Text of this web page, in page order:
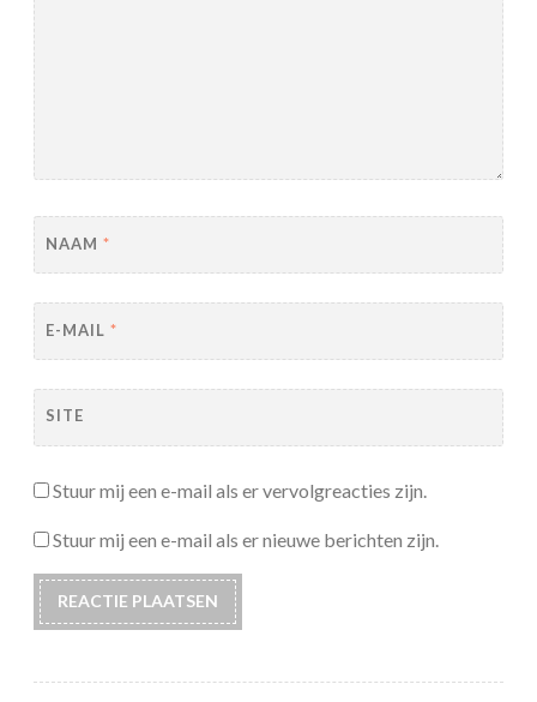
NAAM *
E-MAIL *
SITE
Stuur mij een e-mail als er vervolgreacties zijn.
Stuur mij een e-mail als er nieuwe berichten zijn.